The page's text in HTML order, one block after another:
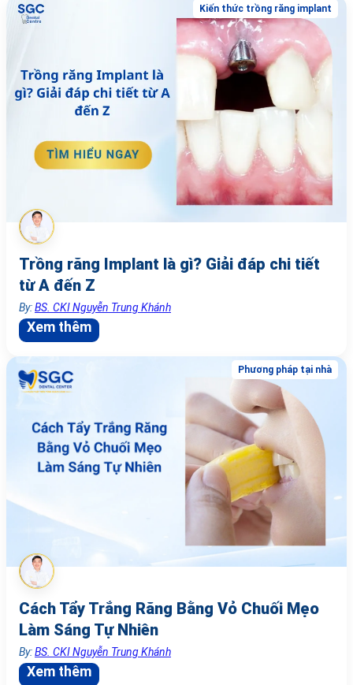
Kiến thức trồng răng implant
Trồng răng Implant là gì? Giải đáp chi tiết
từ A đến Z
By:BS. CKI Nguyễn Trung Khánh
Xem thêm
Phương pháp tại nhà
Cách Tẩy Trắng Răng Bằng Vỏ Chuối Mẹo
Làm Sáng Tự Nhiên
By:BS. CKI Nguyễn Trung Khánh
Xem thêm